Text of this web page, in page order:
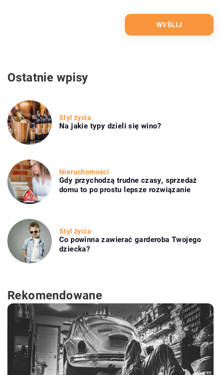
Ostatnie wpisy
Styl życia
Na jakie typy dzieli się wino?
Nieruchomości
Gdy przychodzą trudne czasy, sprzedaż
domu to po prostu lepsze rozwiązanie
Styl życia
Co powinna zawierać garderoba Twojego
dziecka?
Rekomendowane